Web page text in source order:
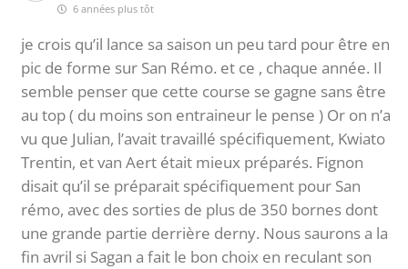
6 années plus tôt
je crois qu’il lance sa saison un peu tard pour être en
pic de forme sur San Rémo. et ce , chaque année. Il
semble penser que cette course se gagne sans être
au top ( du moins son entraineur le pense ) Or on n’a
vu que Julian, l’avait travaillé spécifiquement, Kwiato
Trentin, et van Aert était mieux préparés. Fignon
disait qu’il se préparait spécifiquement pour San
rémo, avec des sorties de plus de 350 bornes dont
une grande partie derrière derny. Nous saurons a la
fin avril si Sagan a fait le bon choix en reculant son